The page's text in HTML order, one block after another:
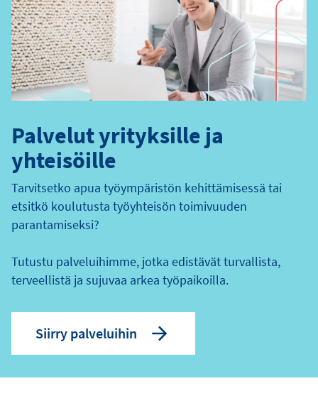
Palvelut yrityksille ja
yhteisöille
Tarvitsetko apua työympäristön kehittämisessä tai
etsitkö koulutusta työyhteisön toimivuuden
parantamiseksi?
Tutustu palveluihimme, jotka edistävät turvallista,
terveellistä ja sujuvaa arkea työpaikoilla.
Siirry palveluihin